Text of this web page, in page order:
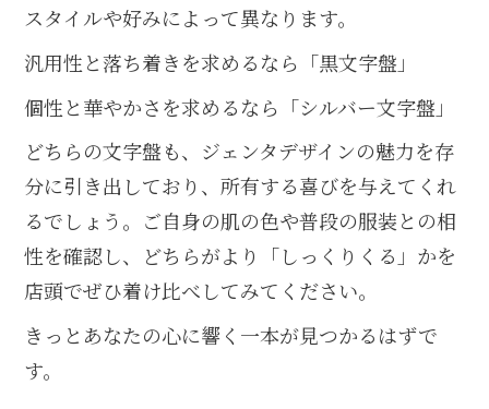
スタイルや好みによって異なります。
汎用性と落ち着きを求めるなら「黒文字盤」
個性と華やかさを求めるなら「シルバー文字盤」
どちらの文字盤も、ジェンタデザインの魅力を存
分に引き出しており、所有する喜びを与えてくれ
るでしょう。ご自身の肌の色や普段の服装との相
性を確認し、どちらがより「しっくりくる」かを
店頭でぜひ着け比べしてみてください。
きっとあなたの心に響く一本が見つかるはずで
す。